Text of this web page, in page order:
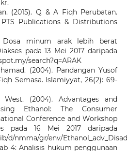
(2015). Q & A Fiqh Perubatan.
Publications & Distributions
Dosa minum arak lebih berat
pada 13 Mei 2017 daripada
search?q=ARAK
(2004). Pandangan Yusof
Semasa. Islamiyyat, 26(2): 69-
(2004). Advantages and
Ethanol: The Consumer
Conference and Workshop
pada 16 Mei 2017 daripada
d/nmma/gr/env/
4: Analisis hukum penggunaan